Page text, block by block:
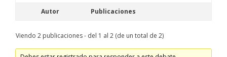
Autor Publicaciones
Viendo 2 publicaciones - del 1 al 2 (de un total de 2)